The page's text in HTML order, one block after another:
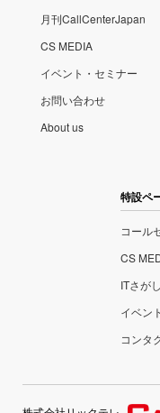
月刊CallCenterJapan
CS MEDIA
イベント・セミナー
お問い合わせ
About us
特設ペ
コール
CS
ITさがし
イベン
コンタ